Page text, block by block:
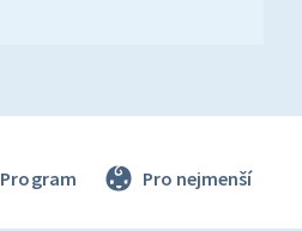
Program Pro nejmenší